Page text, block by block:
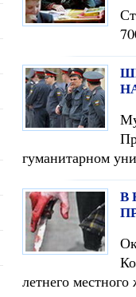
гуманитарном
В
летнего местного